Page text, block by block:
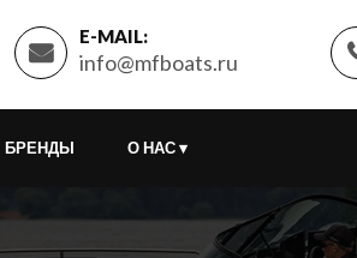
E-MAIL:
info@mfboats.ru
БРЕНДЫ О НАС▾